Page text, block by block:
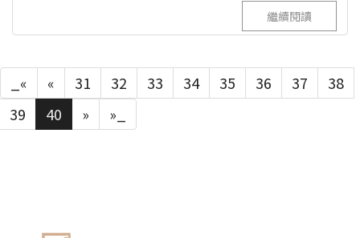
繼續閱讀
_« « 31 32 33 34 35 36 37
38
39
40 » »_